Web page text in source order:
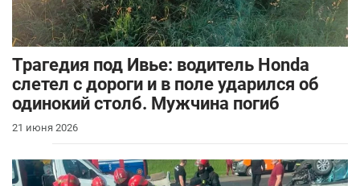
Трагедия под Ивье: водитель Honda
слетел с дороги и в поле ударился об
одинокий столб. Мужчина погиб
21 июня 2026